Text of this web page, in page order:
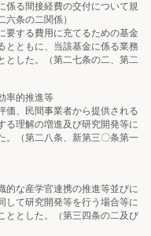
係る間接経費の交付について規
条の二関係）
する費用に充てるための基金
とともに、当該基金に係る業務
とした。（第二七条の二、第二
率的推進等
、民間事業者から提供される
る理解の増進及び研究開発等に
。（第二八条、新第三〇条第一
な産学官連携の推進等並びに
して研究開発等を行う場合等に
ととした。（第三四条の二及び